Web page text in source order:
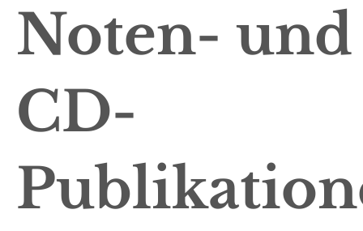
Noten- und
CD-